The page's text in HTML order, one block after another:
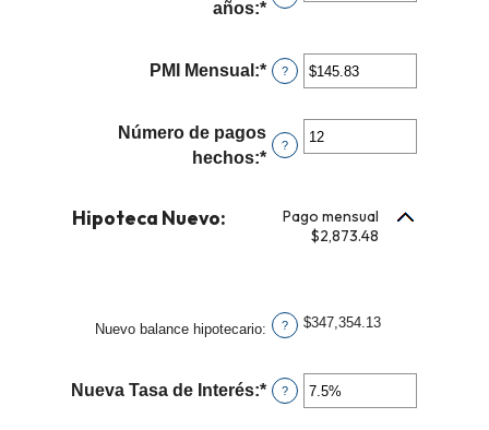
50%
años:*
PMI Mensual :* Ingresa
monto
entre
$5,000.00
?
Número de pagos
hechos:* Ingresa
monto
360
?
Hipoteca Nuevo:
Pago mensual
$2,873.48
Nuevo balance hipotecario: ? $347,354.13
Nueva Tasa de Interés:* Ingresa
?